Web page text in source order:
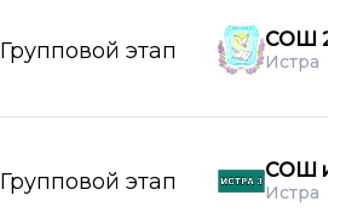
Групповой этап СОШ 2
Истра
Групповой этап СОШ
Истра